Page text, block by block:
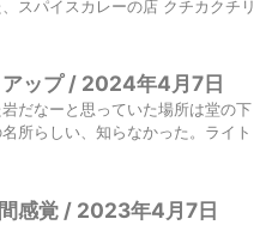
スパイスカレーの店 クチカクチリ
アップ / 2024年4月7日
だなーと思っていた場所は堂の下
所らしい、知らなかった。ライト
感覚 / 2023年4月7日